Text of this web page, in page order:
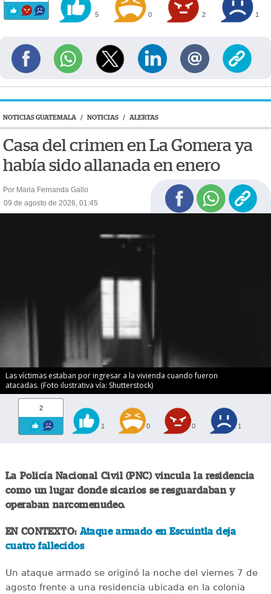
5 0 2 1
NOTICIAS GUATEMALA / NOTICIAS / ALERTAS
Casa del crimen en La Gomera ya
había sido allanada en enero
Por Maria Fernanda Gallo
09 de agosto de 2026, 01:45
Las víctimas estaban por ingresar a la vivienda cuando fueron
atacadas. (Foto ilustrativa vía: Shutterstock)
2
1 0 0 1
La Policía Nacional Civil (PNC) vincula la residencia
como un lugar donde sicarios se resguardaban y
operaban narcomenudeo.
EN CONTEXTO: Ataque armado en Escuintla deja
cuatro fallecidos
Un ataque armado se originó la noche del viernes 7 de
agosto frente a una residencia ubicada en la colonia